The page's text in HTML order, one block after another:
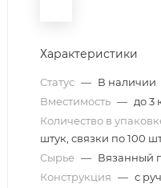
Характеристики
Статус — В наличии
Вместимость — до 3
Количество в
штук, связки по 100
Сырье — Вязанный
Конструкция — с